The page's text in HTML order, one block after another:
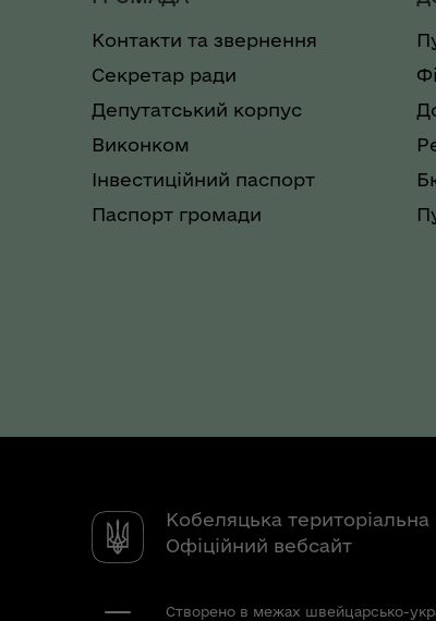
Контакти та звернення
Секретар ради
Депутатський корпус
Виконком
Інвестиційний паспорт
Паспорт громади
Кобеляцька
Офіційний вебсайт
Створено в межах швейцарсько-